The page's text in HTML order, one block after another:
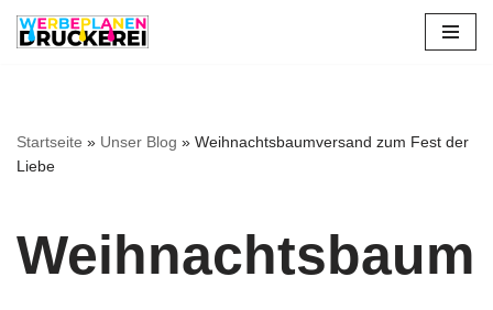
Startseite » Unser Blog » Weihnachtsbaumversand zum Fest der
Liebe
Weihnachtsbaum